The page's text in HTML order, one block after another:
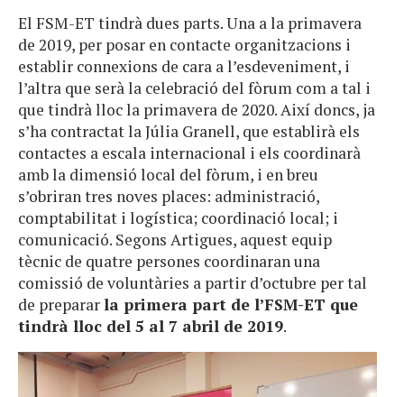
El FSM-ET tindrà dues parts. Una a la primavera
de 2019, per posar en contacte organitzacions i
establir connexions de cara a l’esdeveniment, i
l’altra que serà la celebració del fòrum com a tal i
que tindrà lloc la primavera de 2020. Així doncs, ja
s’ha contractat la Júlia Granell, que establirà els
contactes a escala internacional i els coordinarà
amb la dimensió local del fòrum, i en breu
s’obriran tres noves places: administració,
comptabilitat i logística; coordinació local; i
comunicació. Segons Artigues, aquest equip
tècnic de quatre persones coordinaran una
comissió de voluntàries a partir d’octubre per tal
de prepararla primera part de l’FSM-ET que
tindrà lloc del 5 al 7 abril de 2019.